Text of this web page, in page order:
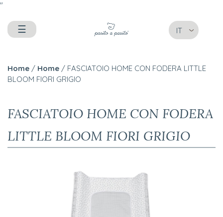
"
☰ IT
Home / Home / FASCIATOIO HOME CON FODERA LITTLE
BLOOM FIORI GRIGIO
FASCIATOIO HOME CON FODERA
LITTLE BLOOM FIORI GRIGIO